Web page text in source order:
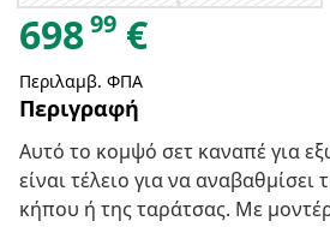
69899 €
Περιλαμβ. ΦΠΑ
Περιγραφή
Αυτό το κομψό σετ καναπέ για
είναι τέλειο για να
κήπου ή της ταράτσας. Με